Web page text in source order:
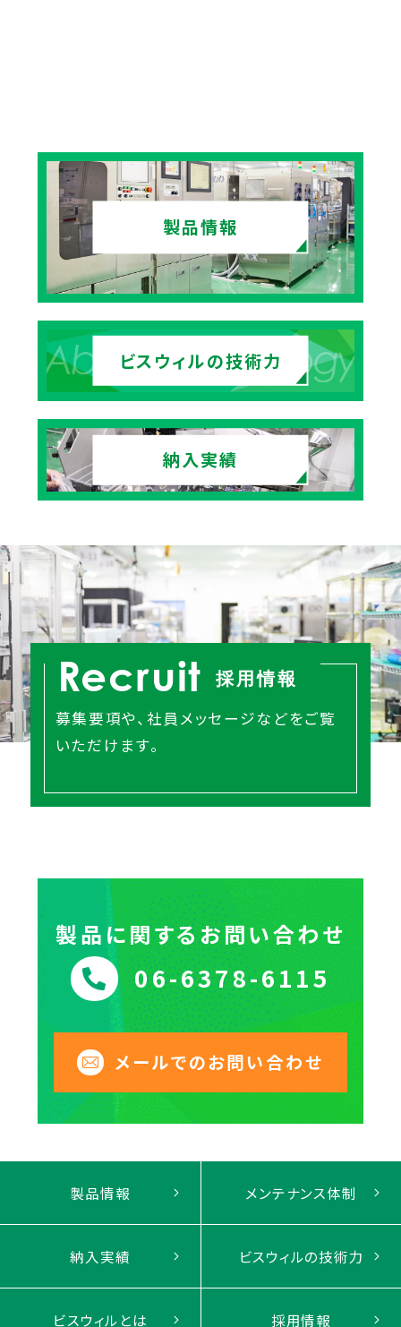
製品情報
ビスウィルの技術力
納入実績
Recruit 採用情報
募集要項や、社員メッセージなどをご覧
いただけます。
製品に関するお問い合わせ
06-6378-6115
メールでのお問い合わせ
製品情報 メンテナンス体制
納入実績 ビスウィルの技術力
ビスウィルとは 採用情報